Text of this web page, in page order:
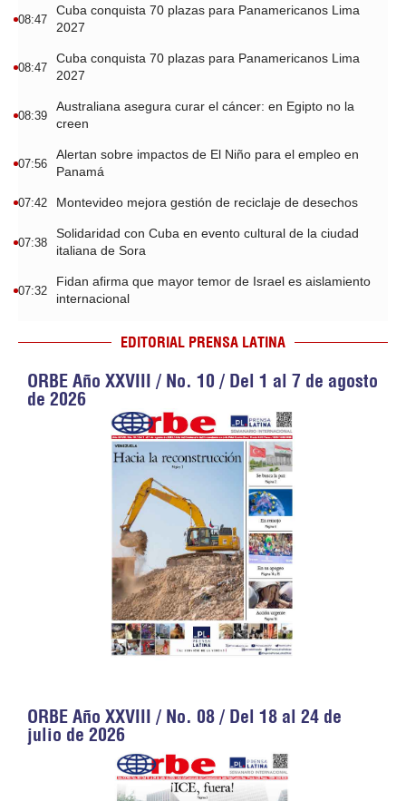
08:47
Cuba conquista 70 plazas para Panamericanos Lima
2027
08:47
Cuba conquista 70 plazas para Panamericanos Lima
2027
08:39
Australiana asegura curar el cáncer: en Egipto no la
creen
07:56
Alertan sobre impactos de El Niño para el empleo en
Panamá
07:42 Montevideo mejora gestión de reciclaje de desechos
07:38
Solidaridad con Cuba en evento cultural de la ciudad
italiana de Sora
07:32
Fidan afirma que mayor temor de Israel es aislamiento
internacional
EDITORIAL PRENSA LATINA
ORBE Año XXVIII / No. 10 / Del 1 al 7 de agosto
de 2026
ORBE Año XXVIII / No. 08 / Del 18 al 24 de
julio de 2026